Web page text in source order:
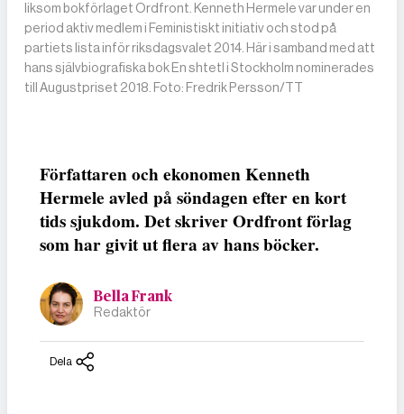
liksom bokförlaget Ordfront. Kenneth Hermele var under en
period aktiv medlem i Feministiskt initiativ och stod på
partiets lista inför riksdagsvalet 2014. Här i samband med att
hans självbiografiska bok En shtetl i Stockholm nominerades
till Augustpriset 2018. Foto: Fredrik Persson/TT
Författaren och ekonomen Kenneth
Hermele avled på söndagen efter en kort
tids sjukdom. Det skriver Ordfront förlag
som har givit ut flera av hans böcker.
Bella Frank
Redaktör
Dela